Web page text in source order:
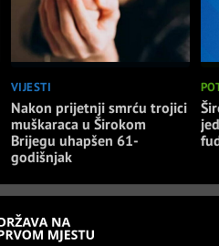
VIJESTI
Nakon prijetnji smrću trojici
muškaraca u Širokom
Brijegu uhapšen 61-
godišnjak